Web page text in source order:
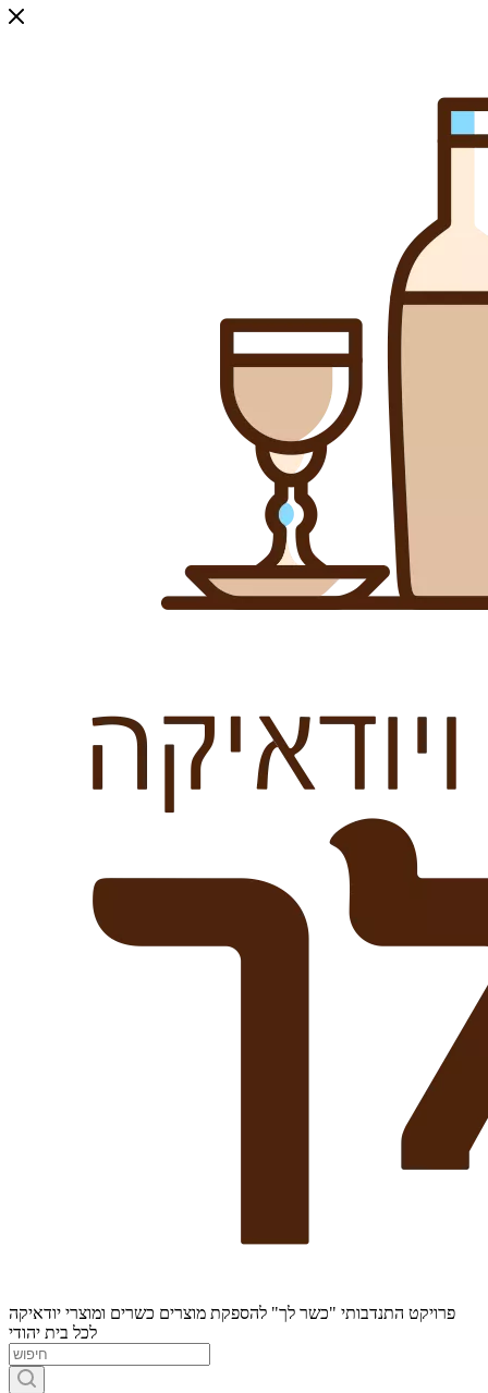
פרויקט התנדבותי "כשר לך" להספקת מוצרים כשרים ומוצרי יודאיקה
לכל בית יהודי